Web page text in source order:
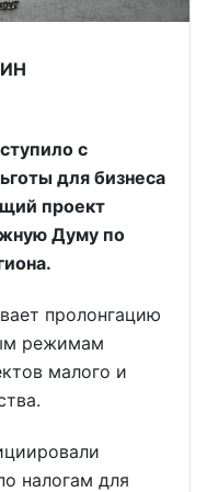
с
для бизнеса
проект
Думу по
пролонгацию
режимам
малого и
налогам для